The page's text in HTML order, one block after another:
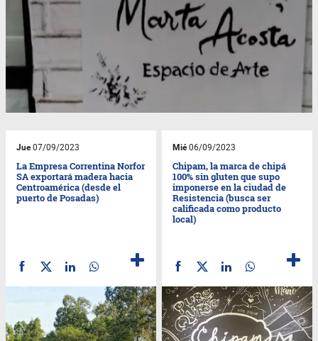
Jue07/09/2023
La Empresa Correntina Norfor
SA exportará madera hacia
Centroamérica (desde el
puerto de Posadas)
Mié06/09/2023
Chipam, la marca de chipá
100% sin gluten que supo
imponerse en la ciudad de
Resistencia (busca ser
calificada como producto
local)